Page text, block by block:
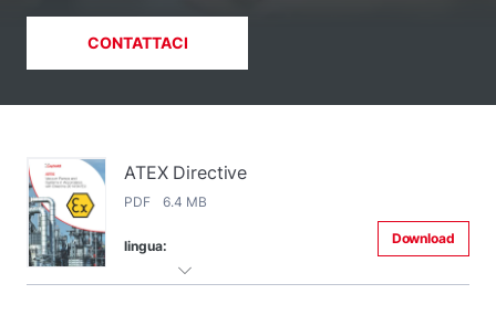
CONTATTACI
ATEX Directive
PDF 6.4 MB
lingua: Download